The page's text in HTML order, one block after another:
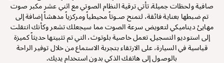
صافية ولحظات جميلة. تأتي ترقية النظام الصوتي مع اثني عشر مكبر صوت
تم ضبطها بعناية فائقة، لتمنح صـوتاً محيطياً ومركزياً مدهشاً إضافة إلى
مهايئ ديناميكي لتعويض سرعة الصوت مما سيجعلك تشعر وكأنك انتقلت
إلى استوديو التسجيل. تعمل خاصية بلوتوث، التي تم تثبيتها حديثاً كميزة
قياسية في السيارة، على الارتقاء بتجربة الاستماع من خلال توفير الراحة
بالوصول إلى هاتفك الذكي بدون استخدام يديك.